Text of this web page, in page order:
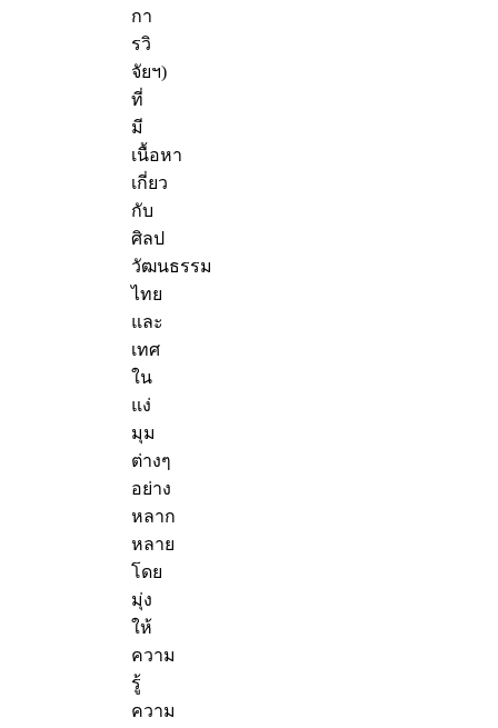
กา
รวิ
จัยฯ)
ที่
มี
เนื้อหา
เกี่ยว
กับ
ศิลป
วัฒนธรรม
ไทย
และ
เทศ
ใน
แง่
มุม
ต่างๆ
อย่าง
หลาก
หลาย
โดย
มุ่ง
ให้
ความ
รู้
ความ